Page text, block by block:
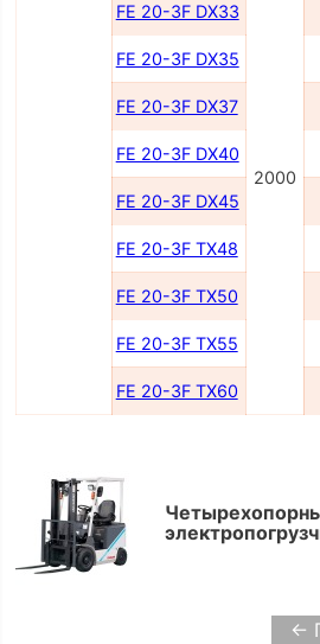
2000
FE 20-3F DX33
FE 20-3F DX35
FE 20-3F DX37
FE 20-3F DX40
FE 20-3F DX45
FE 20-3F TX48
FE 20-3F TX50
FE 20-3F TX55
FE 20-3F TX60
←